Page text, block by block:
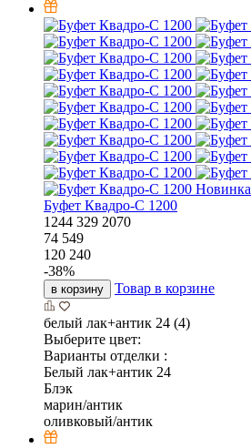
Новинка
Буфет Квадро-С 1200
1244 329 2070
74 549
120 240
-38%
в корзину Товар в корзине
белый лак+антик 24 (4)
Выберите цвет:
Варианты отделки :
Белый лак+антик 24
Блэк
марин/антик
оливковый/антик